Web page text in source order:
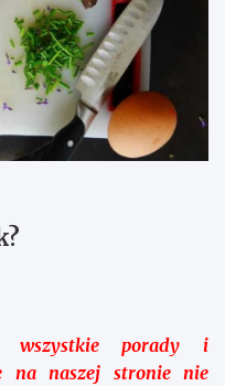
wszystkie porady i
na naszej stronie nie